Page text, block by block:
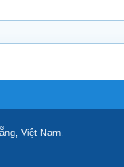
Việt Nam.